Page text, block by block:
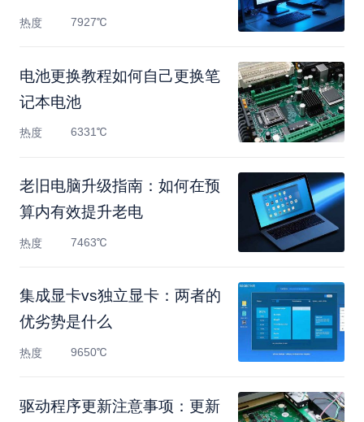
热度 7927℃
电池更换教程如何自己更换笔
记本电池
热度 6331℃
老旧电脑升级指南：如何在预
算内有效提升老电
热度 7463℃
集成显卡vs独立显卡：两者的
优劣势是什么
热度 9650℃
驱动程序更新注意事项：更新